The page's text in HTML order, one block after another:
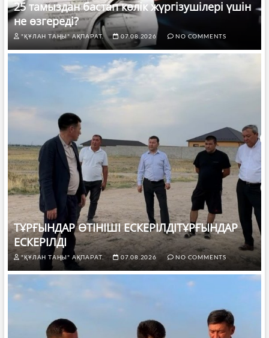
25 тамыздан бастап көлік жүргізушілері үшін
не өзгереді?
"ҚҰЛАН ТАҢЫ" АҚПАРАТ. 07.08.2026 NO COMMENTS
ТҰРҒЫНДАР ӨТІНІШІ ЕСКЕРІЛДІТҰРҒЫНДАР
ЕСКЕРІЛДІ
"ҚҰЛАН ТАҢЫ" АҚПАРАТ. 07.08.2026 NO COMMENTS